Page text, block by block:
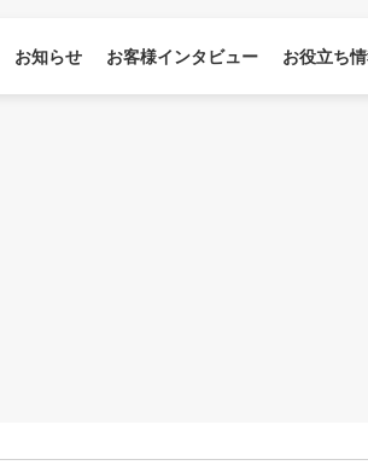
お知らせ お客様インタビュー お役立ち